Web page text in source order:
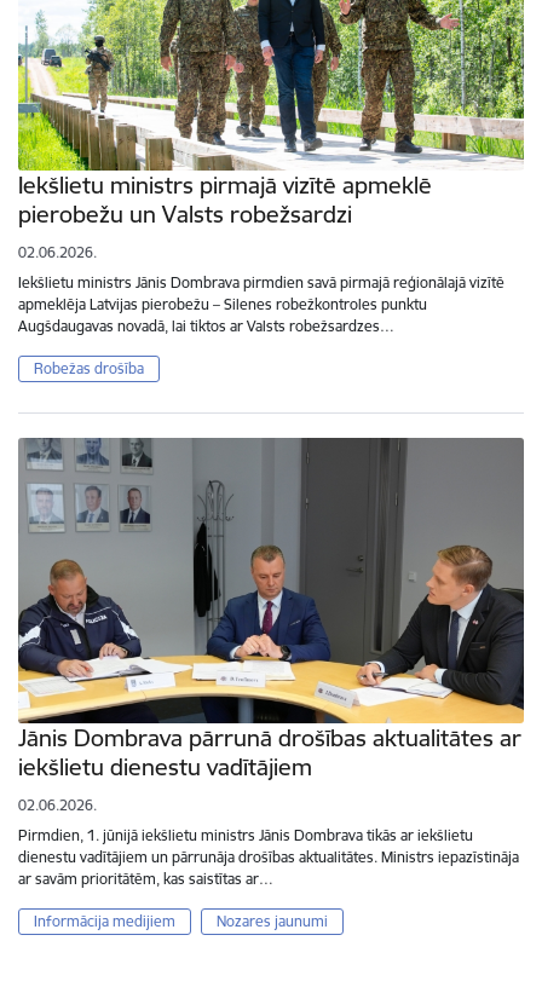
Iekšlietu ministrs pirmajā vizītē apmeklē
pierobežu un Valsts robežsardzi
02.06.2026.
Iekšlietu ministrs Jānis Dombrava pirmdien savā pirmajā reģionālajā vizītē
apmeklēja Latvijas pierobežu – Silenes robežkontroles punktu
Augšdaugavas novadā, lai tiktos ar Valsts robežsardzes…
Robežas drošība
Jānis Dombrava pārrunā drošības aktualitātes ar
iekšlietu dienestu vadītājiem
02.06.2026.
Pirmdien, 1. jūnijā iekšlietu ministrs Jānis Dombrava tikās ar iekšlietu
dienestu vadītājiem un pārrunāja drošības aktualitātes. Ministrs iepazīstināja
ar savām prioritātēm, kas saistītas ar…
Informācija medijiem Nozares jaunumi